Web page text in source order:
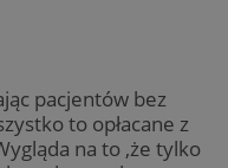
pacjentów bez
to opłacane z
na to ,że tylko